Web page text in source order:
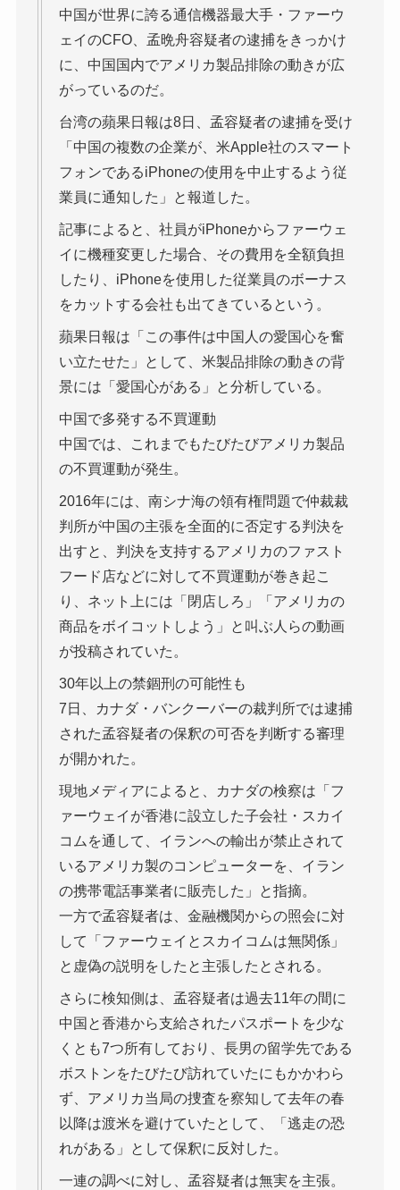
中国が世界に誇る通信機器最大手・ファーウ
ェイのCFO、孟晩舟容疑者の逮捕をきっかけ
に、中国国内でアメリカ製品排除の動きが広
がっているのだ。
台湾の蘋果日報は8日、孟容疑者の逮捕を受け
「中国の複数の企業が、米Apple社のスマート
フォンであるiPhoneの使用を中止するよう従
業員に通知した」と報道した。
記事によると、社員がiPhoneからファーウェ
イに機種変更した場合、その費用を全額負担
したり、iPhoneを使用した従業員のボーナス
をカットする会社も出てきているという。
蘋果日報は「この事件は中国人の愛国心を奮
い立たせた」として、米製品排除の動きの背
景には「愛国心がある」と分析している。
中国で多発する不買運動
中国では、これまでもたびたびアメリカ製品
の不買運動が発生。
2016年には、南シナ海の領有権問題で仲裁裁
判所が中国の主張を全面的に否定する判決を
出すと、判決を支持するアメリカのファスト
フード店などに対して不買運動が巻き起こ
り、ネット上には「閉店しろ」「アメリカの
商品をボイコットしよう」と叫ぶ人らの動画
が投稿されていた。
30年以上の禁錮刑の可能性も
7日、カナダ・バンクーバーの裁判所では逮捕
された孟容疑者の保釈の可否を判断する審理
が開かれた。
現地メディアによると、カナダの検察は「フ
ァーウェイが香港に設立した子会社・スカイ
コムを通して、イランへの輸出が禁止されて
いるアメリカ製のコンピューターを、イラン
の携帯電話事業者に販売した」と指摘。
一方で孟容疑者は、金融機関からの照会に対
して「ファーウェイとスカイコムは無関係」
と虚偽の説明をしたと主張したとされる。
さらに検知側は、孟容疑者は過去11年の間に
中国と香港から支給されたパスポートを少な
くとも7つ所有しており、長男の留学先である
ボストンをたびたび訪れていたにもかかわら
ず、アメリカ当局の捜査を察知して去年の春
以降は渡米を避けていたとして、「逃走の恐
れがある」として保釈に反対した。
一連の調べに対し、孟容疑者は無実を主張。